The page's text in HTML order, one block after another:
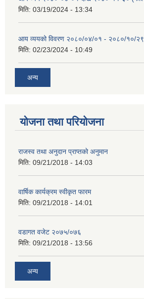
मिति: 03/19/2024 - 13:34
आय व्ययको विवरण २०८०/०४/०१ - २०८०/१०/२९
मिति: 02/23/2024 - 10:49
अन्य
योजना तथा परियोजना
राजस्व तथा अनुदान प्राप्तको अनुमान
मिति: 09/21/2018 - 14:03
वार्षिक कार्यक्रम स्वीकृत फारम
मिति: 09/21/2018 - 14:01
वडागत वजेट २०७५/०७६
मिति: 09/21/2018 - 13:56
अन्य